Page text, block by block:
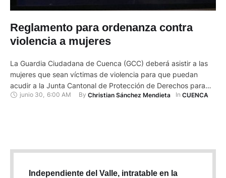
Reglamento para ordenanza contra
violencia a mujeres
La Guardia Ciudadana de Cuenca (GCC) deberá asistir a las
mujeres que sean víctimas de violencia para que puedan
acudir a la Junta Cantonal de Protección de Derechos para
presentar su denuncia. Igualmente, los uniformados de esta
junio 30, 6:00 AM By Christian Sánchez Mendieta In CUENCA
Independiente del Valle, intratable en la